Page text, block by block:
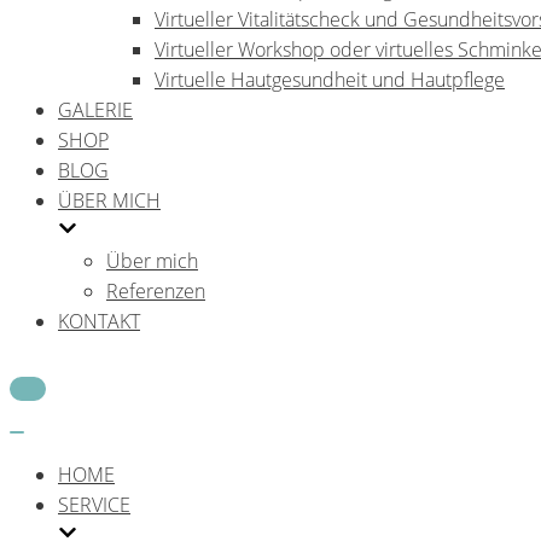
Virtueller Vitalitätscheck und
Virtueller Workshop oder virtuelles
Virtuelle Hautgesundheit und Hautpflege
GALERIE
SHOP
BLOG
ÜBER MICH
Über mich
Referenzen
KONTAKT
Navigations-
HOME
SERVICE